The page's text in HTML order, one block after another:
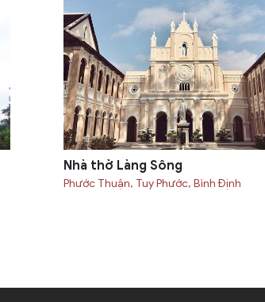
Nhà thờ Làng Sông
Phước Thuận, Tuy Phước, Bình Định